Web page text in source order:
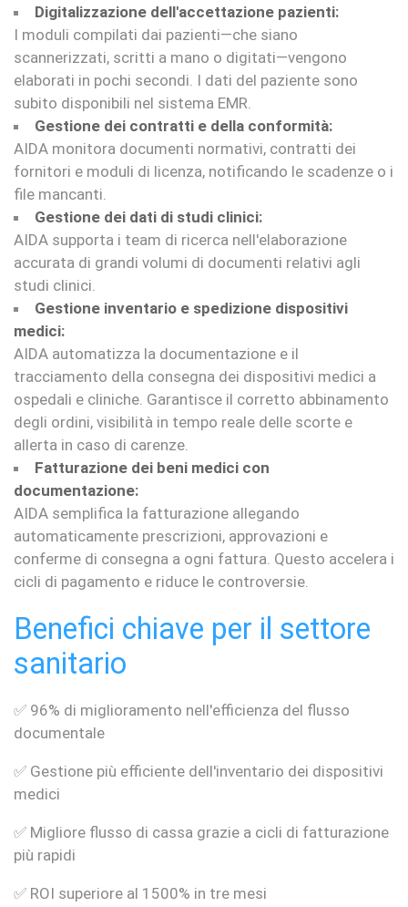
Digitalizzazione dell'accettazione pazienti:
I moduli compilati dai pazienti—che siano
scannerizzati, scritti a mano o digitati—vengono
elaborati in pochi secondi. I dati del paziente sono
subito disponibili nel sistema EMR.
Gestione dei contratti e della conformità:
AIDA monitora documenti normativi, contratti dei
fornitori e moduli di licenza, notificando le scadenze o i
file mancanti.
Gestione dei dati di studi clinici:
AIDA supporta i team di ricerca nell'elaborazione
accurata di grandi volumi di documenti relativi agli
studi clinici.
Gestione inventario e spedizione dispositivi
medici:
AIDA automatizza la documentazione e il
tracciamento della consegna dei dispositivi medici a
ospedali e cliniche. Garantisce il corretto abbinamento
degli ordini, visibilità in tempo reale delle scorte e
allerta in caso di carenze.
Fatturazione dei beni medici con
documentazione:
AIDA semplifica la fatturazione allegando
automaticamente prescrizioni, approvazioni e
conferme di consegna a ogni fattura. Questo accelera i
cicli di pagamento e riduce le controversie.
Benefici chiave per il settore
sanitario
✅ 96% di miglioramento nell'efficienza del flusso
documentale
✅ Gestione più efficiente dell'inventario dei dispositivi
medici
✅ Migliore flusso di cassa grazie a cicli di fatturazione
più rapidi
✅ ROI superiore al 1500% in tre mesi